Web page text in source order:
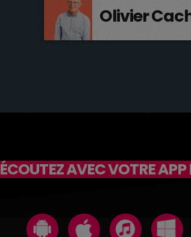
Olivier
ÉCOUTEZ AVEC VOTRE APP